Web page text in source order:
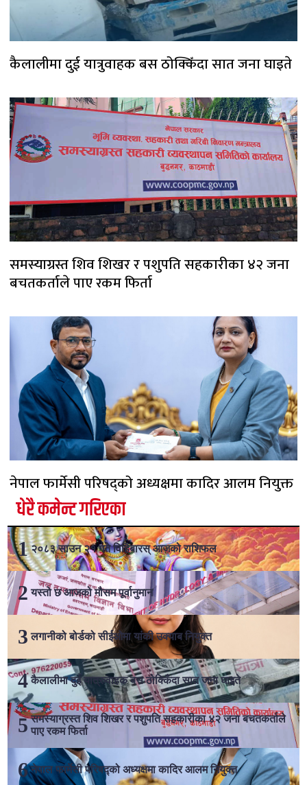
कैलालीमा दुई यात्रुवाहक बस ठोक्किँदा सात जना घाइते
समस्याग्रस्त शिव शिखर र पशुपति सहकारीका ४२ जना
बचतकर्ताले पाए रकम फिर्ता
नेपाल फार्मेसी परिषद्को अध्यक्षमा कादिर आलम नियुक्त
धेरै कमेन्ट गरिएका
२०८३ साउन २१ गते विहिबारस् आजको राशिफल
यस्तो छ आजको मौसम पूर्वानुमान
लगानीको बोर्डको सीईओमा यांकी उक्याब नियुक्त
कैलालीमा दुई यात्रुवाहक बस ठोक्किँदा सात जना घाइते
समस्याग्रस्त शिव शिखर र पशुपति सहकारीका ४२ जना बचतकर्ताले
पाए रकम फिर्ता
नेपाल फार्मेसी परिषद्को अध्यक्षमा कादिर आलम नियुक्त